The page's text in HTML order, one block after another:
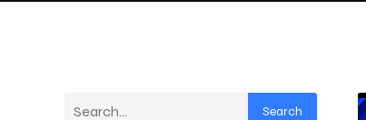
Search